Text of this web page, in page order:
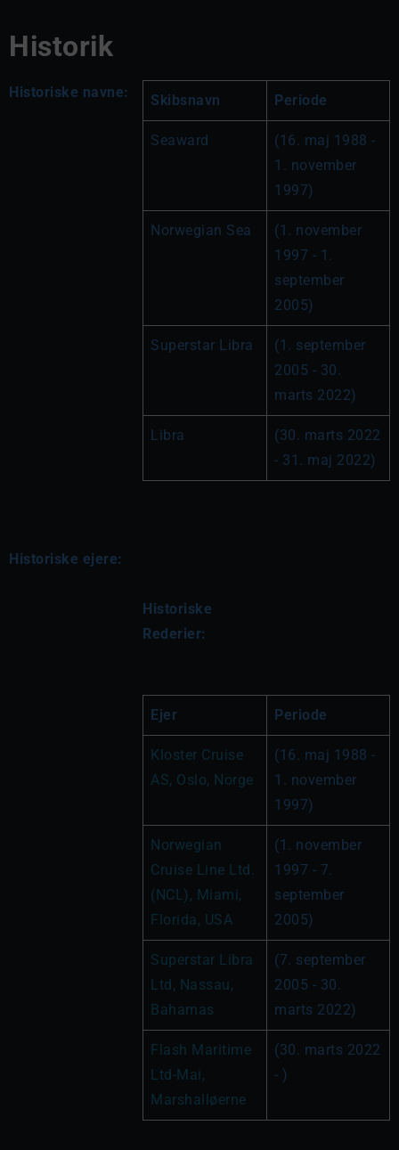
Historik
Historiske navne: Skibsnavn Periode
Seaward
(16. maj 1988 -
1. november
1997)
Norwegian Sea
(1. november
1997 - 1.
september
2005)
Superstar Libra
(1. september
2005 - 30.
marts 2022)
Libra
(30. marts 2022
- 31. maj 2022)
Historiske ejere:
Historiske
Rederier:
Ejer Periode
Kloster Cruise
AS, Oslo, Norge
(16. maj 1988 -
1. november
1997)
Norwegian
Cruise Line Ltd.
(NCL), Miami,
Florida, USA
(1. november
1997 - 7.
september
2005)
Superstar Libra
Ltd, Nassau,
Bahamas
(7. september
2005 - 30.
marts 2022)
Flash Maritime
Ltd-Mai,
Marshalløerne
(30. marts 2022
- )